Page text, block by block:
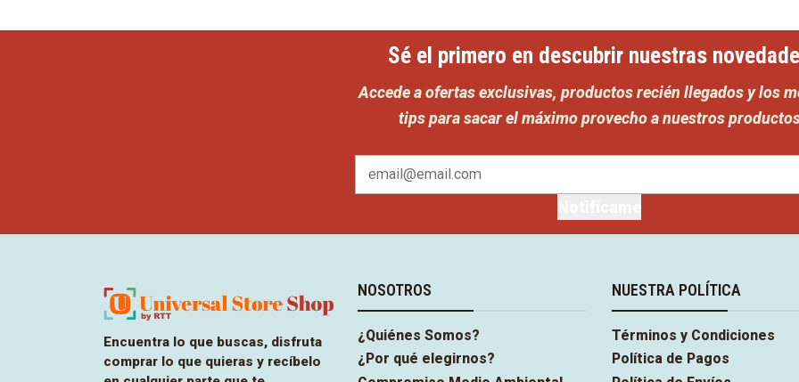
Sé el primero en descubrir nuestras
Accede a ofertas exclusivas, productos recién llegados y los
tips para sacar el máximo provecho a nuestros
Encuentra lo que buscas, disfruta
comprar lo que quieras y recíbelo
NOSOTROS
¿Quiénes Somos?
¿Por qué elegirnos?
NUESTRA POLÍTICA
Términos y Condiciones
Política de Pagos